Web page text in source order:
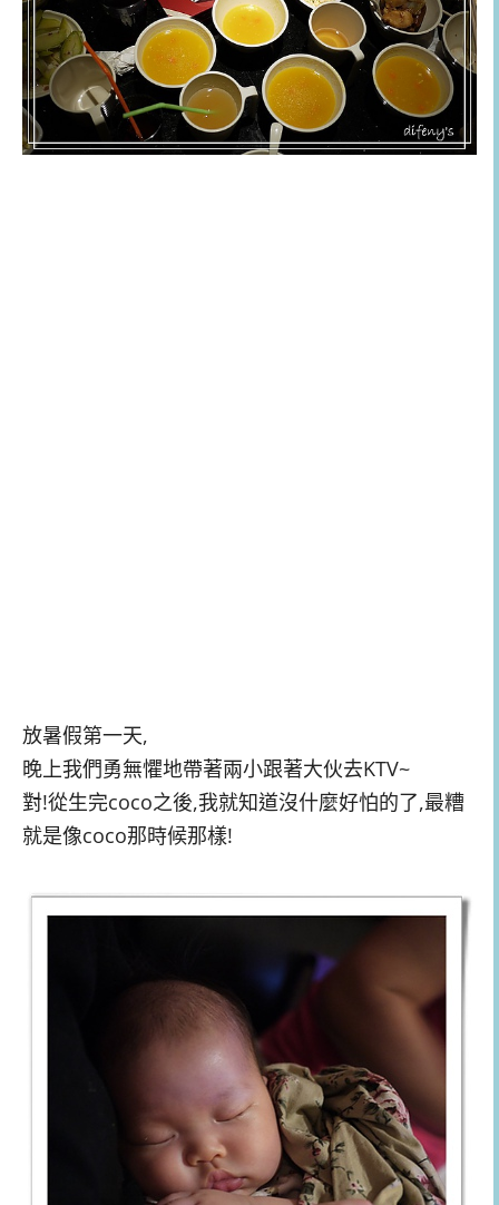
放暑假第一天,
晚上我們勇無懼地帶著兩小跟著大伙去KTV~
對!從生完coco之後,我就知道沒什麼好怕的了,最糟
就是像coco那時候那樣!